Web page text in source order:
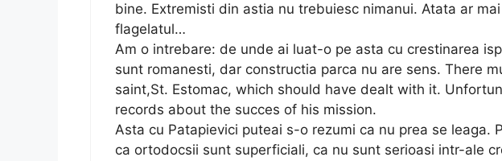
bine. Extremisti din astia nu trebuiesc nimanui. Atata ar
flagelatul…
Am o intrebare: de unde ai luat-o pe asta cu crestinarea
sunt romanesti, dar constructia parca nu are sens. There
saint,St. Estomac, which should have dealt with it.
records about the succes of his mission.
Asta cu Patapievici puteai s-o rezumi ca nu prea se leaga.
ca ortodocsii sunt superficiali, ca nu sunt serioasi intr-ale